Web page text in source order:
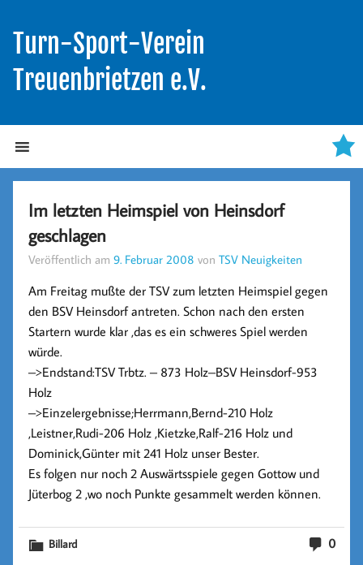
Turn-Sport-Verein
Treuenbrietzen e.V.
Im letzten Heimspiel von Heinsdorf
geschlagen
Veröffentlich am9. Februar 2008 vonTSV Neuigkeiten
Am Freitag mußte der TSV zum letzten Heimspiel gegen
den BSV Heinsdorf antreten. Schon nach den ersten
Startern wurde klar ,das es ein schweres Spiel werden
würde.
–>Endstand:TSV Trbtz. – 873 Holz–BSV Heinsdorf-953
Holz
–>Einzelergebnisse;Herrmann,Bernd-210 Holz
,Leistner,Rudi-206 Holz ,Kietzke,Ralf-216 Holz und
Dominick,Günter mit 241 Holz unser Bester.
Es folgen nur noch 2 Auswärtsspiele gegen Gottow und
Jüterbog 2 ,wo noch Punkte gesammelt werden können.
0
Billard